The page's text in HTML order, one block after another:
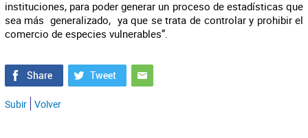
instituciones, para poder generar un proceso de estadísticas que
sea más generalizado, ya que se trata de controlar y prohibir el
comercio de especies vulnerables”.
Subir Volver